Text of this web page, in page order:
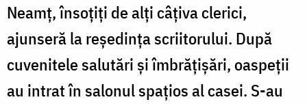
Neamţ, însoţiţi de alţi câţiva clerici,
ajunseră la reședința scriitorului. După
cuvenitele salutări şi îmbrăţişări, oaspeții
au intrat în salonul spaţios al casei. S-au